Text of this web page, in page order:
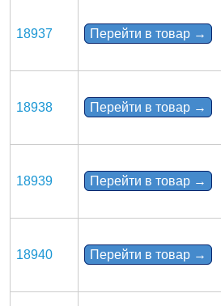
18937 Перейти в товар →
18938 Перейти в товар →
18939 Перейти в товар →
18940 Перейти в товар →